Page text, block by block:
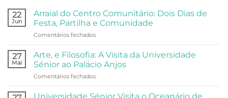
22
Jun
Arraial do Centro Comunitário: Dois Dias de
Festa, Partilha e Comunidade
Comentários fechadosem
do
Centro
Comunitário:
Dois
de
27
Mai
Arte, e Filosofia: A Visita da Universidade
Sénior ao Palácio Anjos
Comentários fechadosem
e